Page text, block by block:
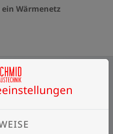
Wärmenetz
– H